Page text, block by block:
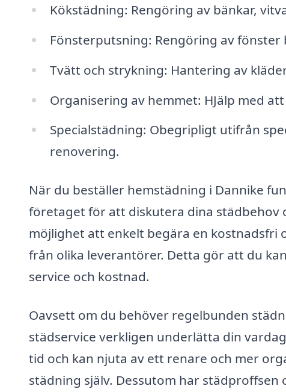
Kökstädning: Rengöring av bänkar,
Fönsterputsning: Rengöring av
Tvätt och strykning: Hantering av
Organisering av hemmet: HJälp med
Specialstädning: Obegripligt utifrån
renovering.
När du beställer hemstädning i Dannike
företaget för att diskutera dina städbehov
möjlighet att enkelt begära en
från olika leverantörer. Detta gör att du
service och kostnad.
Oavsett om du behöver regelbunden
städservice verkligen underlätta din
tid och kan njuta av ett renare och mer
städning själv. Dessutom har